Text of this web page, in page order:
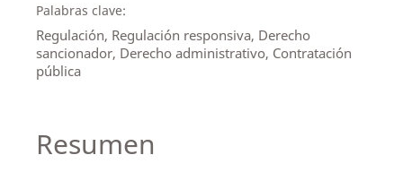
Palabras clave:
Regulación, Regulación responsiva, Derecho
sancionador, Derecho administrativo, Contratación
pública
Resumen